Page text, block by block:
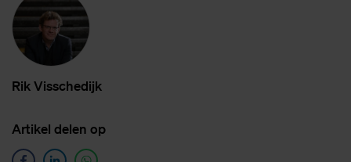
Rik Vis­sche­dijk
Ar­ti­kel de­len op